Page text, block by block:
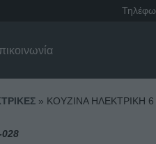
» ΚΟΥΖΙΝΑ ΗΛΕΚΤΡΙΚΗ